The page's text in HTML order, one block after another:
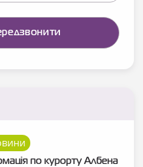
по курорту Албена